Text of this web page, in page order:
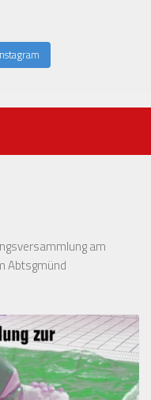
am
Abtsgmünd